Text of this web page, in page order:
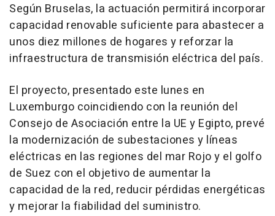
Según Bruselas, la actuación permitirá incorporar
capacidad renovable suficiente para abastecer a
unos diez millones de hogares y reforzar la
infraestructura de transmisión eléctrica del país.
El proyecto, presentado este lunes en
Luxemburgo coincidiendo con la reunión del
Consejo de Asociación entre la UE y Egipto, prevé
la modernización de subestaciones y líneas
eléctricas en las regiones del mar Rojo y el golfo
de Suez con el objetivo de aumentar la
capacidad de la red, reducir pérdidas energéticas
y mejorar la fiabilidad del suministro.